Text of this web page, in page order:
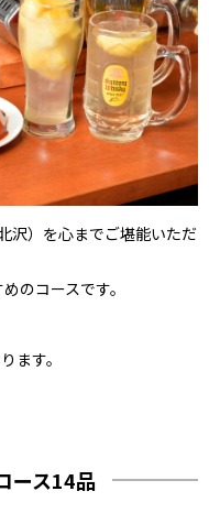
沢）を心までご堪能いただ
のコースです。
ます。
ース14品